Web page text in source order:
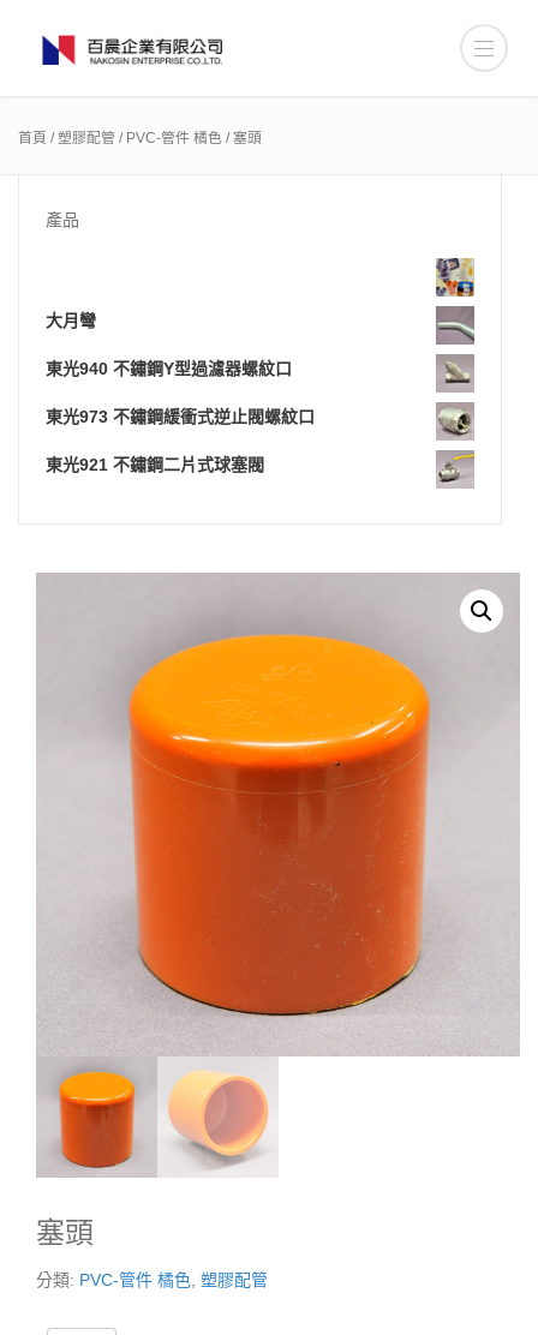
首頁 /塑膠配管 / PVC-管件 橘色 / 塞頭
產品
大月彎
東光940 不鏽鋼Y型過濾器螺紋口
東光973 不鏽鋼緩衝式逆止閥螺紋口
東光921 不鏽鋼二片式球塞閥
塞頭
分類: PVC-管件 橘色 塑膠配管